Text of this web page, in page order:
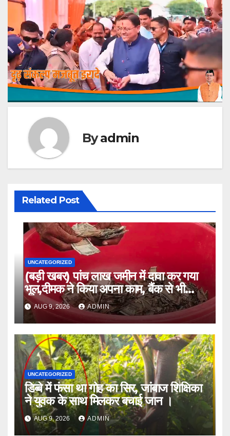
Byadmin
Related Post
UNCATEGORIZED
(बड़ी खबर) पांच लाख जमीन में दावा कर गया
भूल,दीमक ने किया अपना काम, बैंक से भी
लौटा हताश ।।
AUG 9, 2026 ADMIN
UNCATEGORIZED
डिब्बे में फंसा था गोह का सिर, जांबाज शिक्षिका
ने युवक के साथ मिलकर बचाई जान ।
AUG 9, 2026 ADMIN